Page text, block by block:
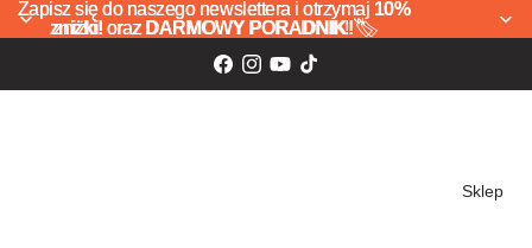
Zapisz się do naszego newslettera i otrzymaj 10%
zniżki! oraz DARMOWY PORADNIK!🏷️
Zapisz się do naszego newslettera i otrzymaj 10%
zniżki! oraz DARMOWY PORADNIK! 🏷️
Sklep